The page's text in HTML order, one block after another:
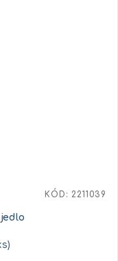
KÓD: 2211039